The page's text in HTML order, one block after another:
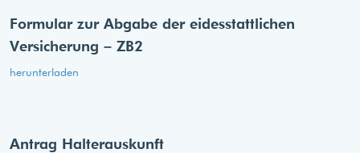
Formular zur Abgabe der eides­stattlichen
Versicherung – ZB2
herunterladen
Antrag Halterauskunft